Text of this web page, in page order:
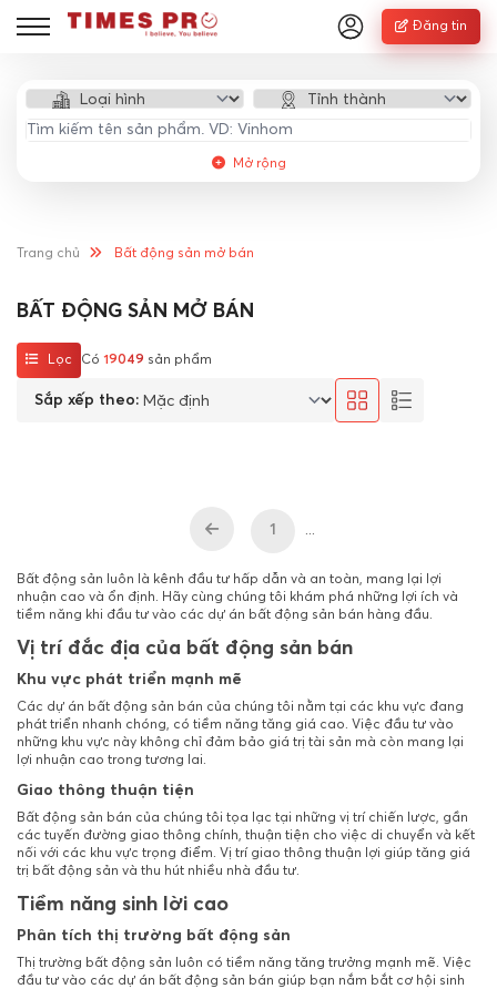
Đăng tin
Mở rộng
Trang chủ Bất động sản mở bán
BẤT ĐỘNG SẢN MỞ BÁN
Lọc Có 19049 sản phẩm
Sắp xếp theo:
1 ...
Bất động sản luôn là kênh đầu tư hấp dẫn và an toàn, mang lại lợi
nhuận cao và ổn định. Hãy cùng chúng tôi khám phá những lợi ích và
tiềm năng khi đầu tư vào các dự án bất động sản bán hàng đầu.
Vị trí đắc địa của bất động sản bán
Khu vực phát triển mạnh mẽ
Các dự án bất động sản bán của chúng tôi nằm tại các khu vực đang
phát triển nhanh chóng, có tiềm năng tăng giá cao. Việc đầu tư vào
những khu vực này không chỉ đảm bảo giá trị tài sản mà còn mang lại
lợi nhuận cao trong tương lai.
Giao thông thuận tiện
Bất động sản bán của chúng tôi tọa lạc tại những vị trí chiến lược, gần
các tuyến đường giao thông chính, thuận tiện cho việc di chuyển và kết
nối với các khu vực trọng điểm. Vị trí giao thông thuận lợi giúp tăng giá
trị bất động sản và thu hút nhiều nhà đầu tư.
Tiềm năng sinh lời cao
Phân tích thị trường bất động sản
Thị trường bất động sản luôn có tiềm năng tăng trưởng mạnh mẽ. Việc
đầu tư vào các dự án bất động sản bán giúp bạn nắm bắt cơ hội sinh